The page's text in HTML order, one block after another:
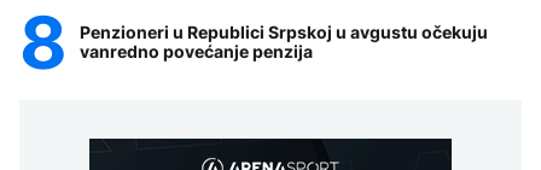
Penzioneri u Republici Srpskoj u avgustu očekuju
vanredno povećanje penzija